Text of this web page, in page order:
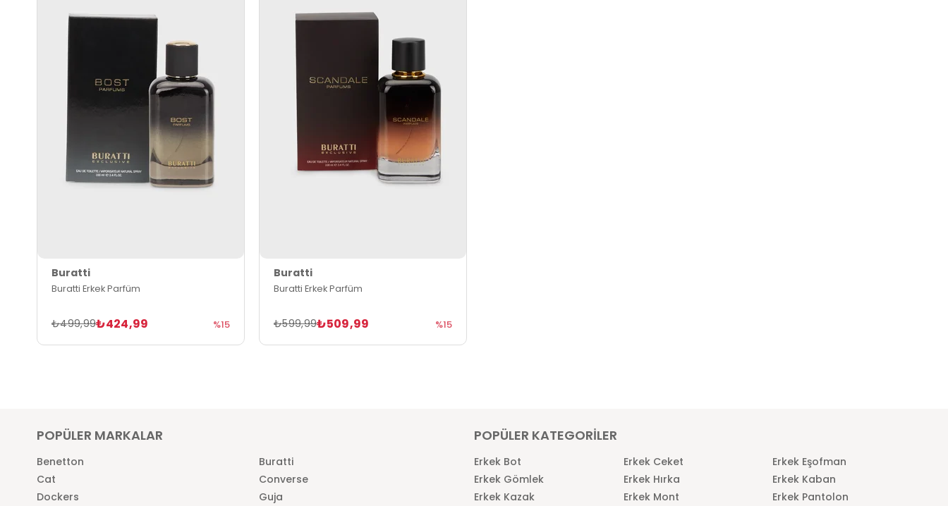
Buratti
Buratti Erkek Parfüm
₺424,99
₺499,99 %15
Buratti
Buratti Erkek Parfüm
₺509,99
₺599,99 %15
POPÜLER MARKALAR
Benetton
Buratti
Cat
Converse
Dockers
Guja
POPÜLER KATEGORİLER
Erkek Bot Erkek Ceket
Erkek Eşofman
Erkek Gömlek
Erkek Hırka
Erkek Kaban
Erkek Kazak
Erkek Mont
Erkek Pantolon